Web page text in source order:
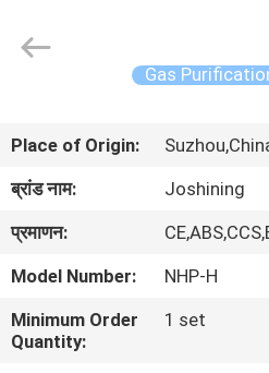
उत्पादों
में
Technology
Co.,Ltd.
Gas
Place of Origin:
ब्रांड नाम:
Joshining
प्रमाणन:
Model Number:
NHP-H
Minimum Order
Quantity:
1 set